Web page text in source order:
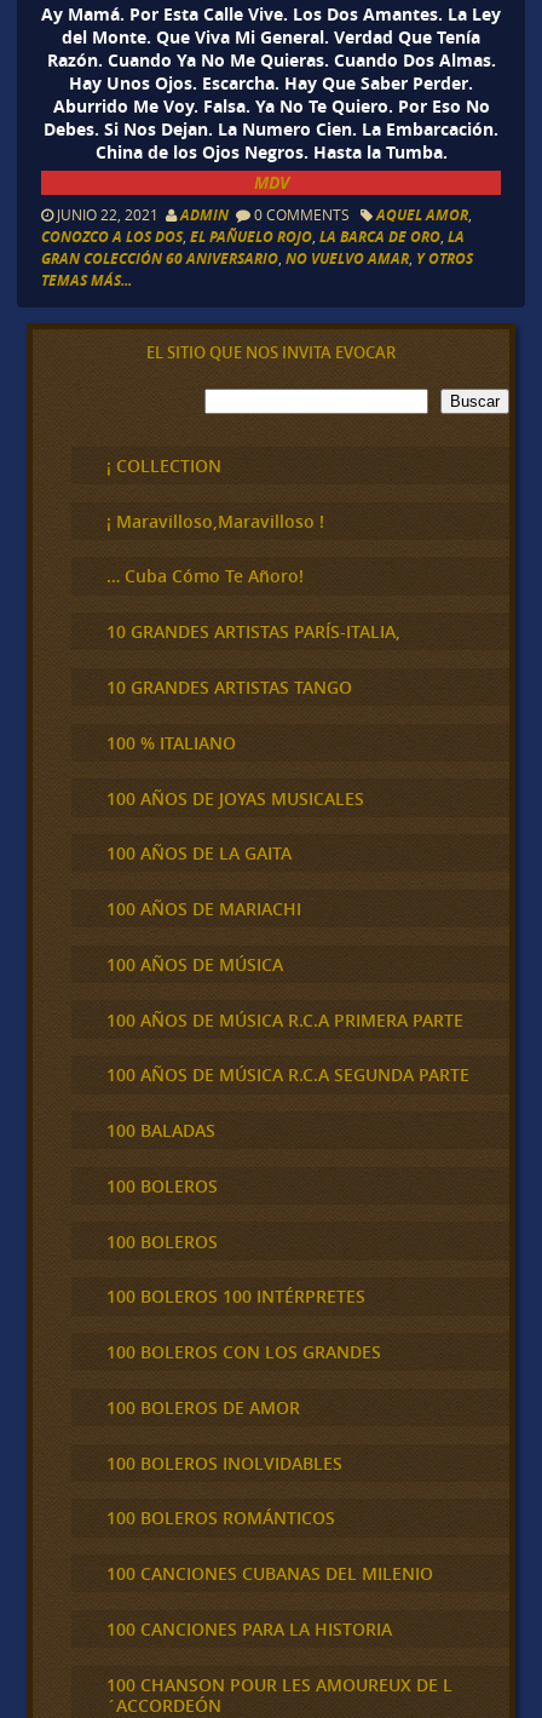
Ay Mamá. Por Esta Calle Vive. Los Dos Amantes. La Ley
del Monte. Que Viva Mi General. Verdad Que Tenía
Razón. Cuando Ya No Me Quieras. Cuando Dos Almas.
Hay Unos Ojos. Escarcha. Hay Que Saber Perder.
Aburrido Me Voy. Falsa. Ya No Te Quiero. Por Eso No
Debes. Si Nos Dejan. La Numero Cien. La Embarcación.
China de los Ojos Negros. Hasta la Tumba.
MDV
JUNIO 22, 2021 ADMIN 0 COMMENTS AQUEL AMOR,
CONOZCO A LOS DOS, EL PAÑUELO ROJO, LA BARCA DE ORO, LA
GRAN COLECCIÓN 60 ANIVERSARIO, NO VUELVO AMAR, Y OTROS
TEMAS MÁS...
EL SITIO QUE NOS INVITA EVOCAR
B
u
c
a
Buscar
¡ COLLECTION
¡ Maravilloso,Maravilloso !
… Cuba Cómo Te Añoro!
10 GRANDES ARTISTAS PARÍS-ITALIA,
10 GRANDES ARTISTAS TANGO
100 % ITALIANO
100 AÑOS DE JOYAS MUSICALES
100 AÑOS DE LA GAITA
100 AÑOS DE MARIACHI
100 AÑOS DE MÚSICA
100 AÑOS DE MÚSICA R.C.A PRIMERA PARTE
100 AÑOS DE MÚSICA R.C.A SEGUNDA PARTE
100 BALADAS
100 BOLEROS
100 BOLEROS
100 BOLEROS 100 INTÉRPRETES
100 BOLEROS CON LOS GRANDES
100 BOLEROS DE AMOR
100 BOLEROS INOLVIDABLES
100 BOLEROS ROMÁNTICOS
100 CANCIONES CUBANAS DEL MILENIO
100 CANCIONES PARA LA HISTORIA
100 CHANSON POUR LES AMOUREUX DE L
´ACCORDEÓN